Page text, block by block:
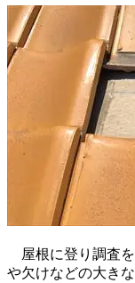
屋根に登り調査
や欠けなどの大き